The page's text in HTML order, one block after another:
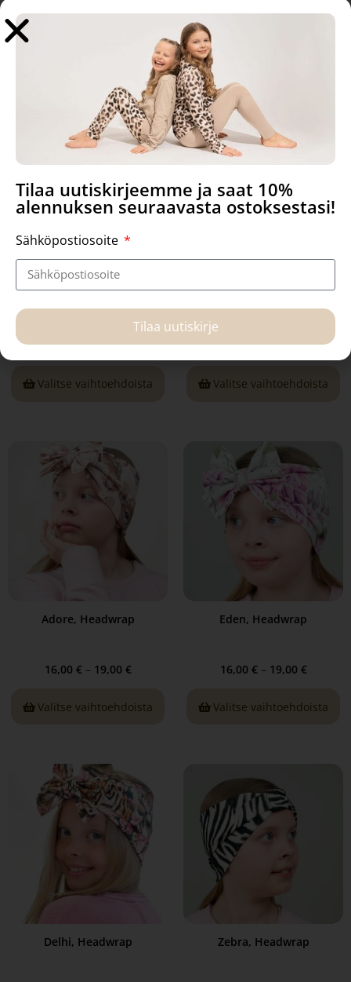
Valitse vaihtoehdoista Valitse vaihtoehdoista
16,00€ – 19,00€
Valitse vaihtoehdoista
16,00€ – 19,00€
Valitse vaihtoehdoista
Adore, Headwrap
16,00 € – 19,00 €
Valitse vaihtoehdoista
Eden, Headwrap
16,00 € – 19,00 €
Valitse vaihtoehdoista
Delhi, Headwrap Zebra, Headwrap
Tilaa uutiskirjeemme ja saat 10%
alennuksen seuraavasta ostoksestasi!
Sähköpostiosoite
Tilaa uutiskirje